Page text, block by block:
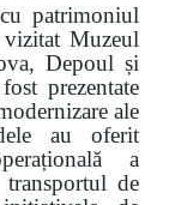
patrimoniul
Muzeul
Depoul și
prezentate
ale
au oferit
a
de